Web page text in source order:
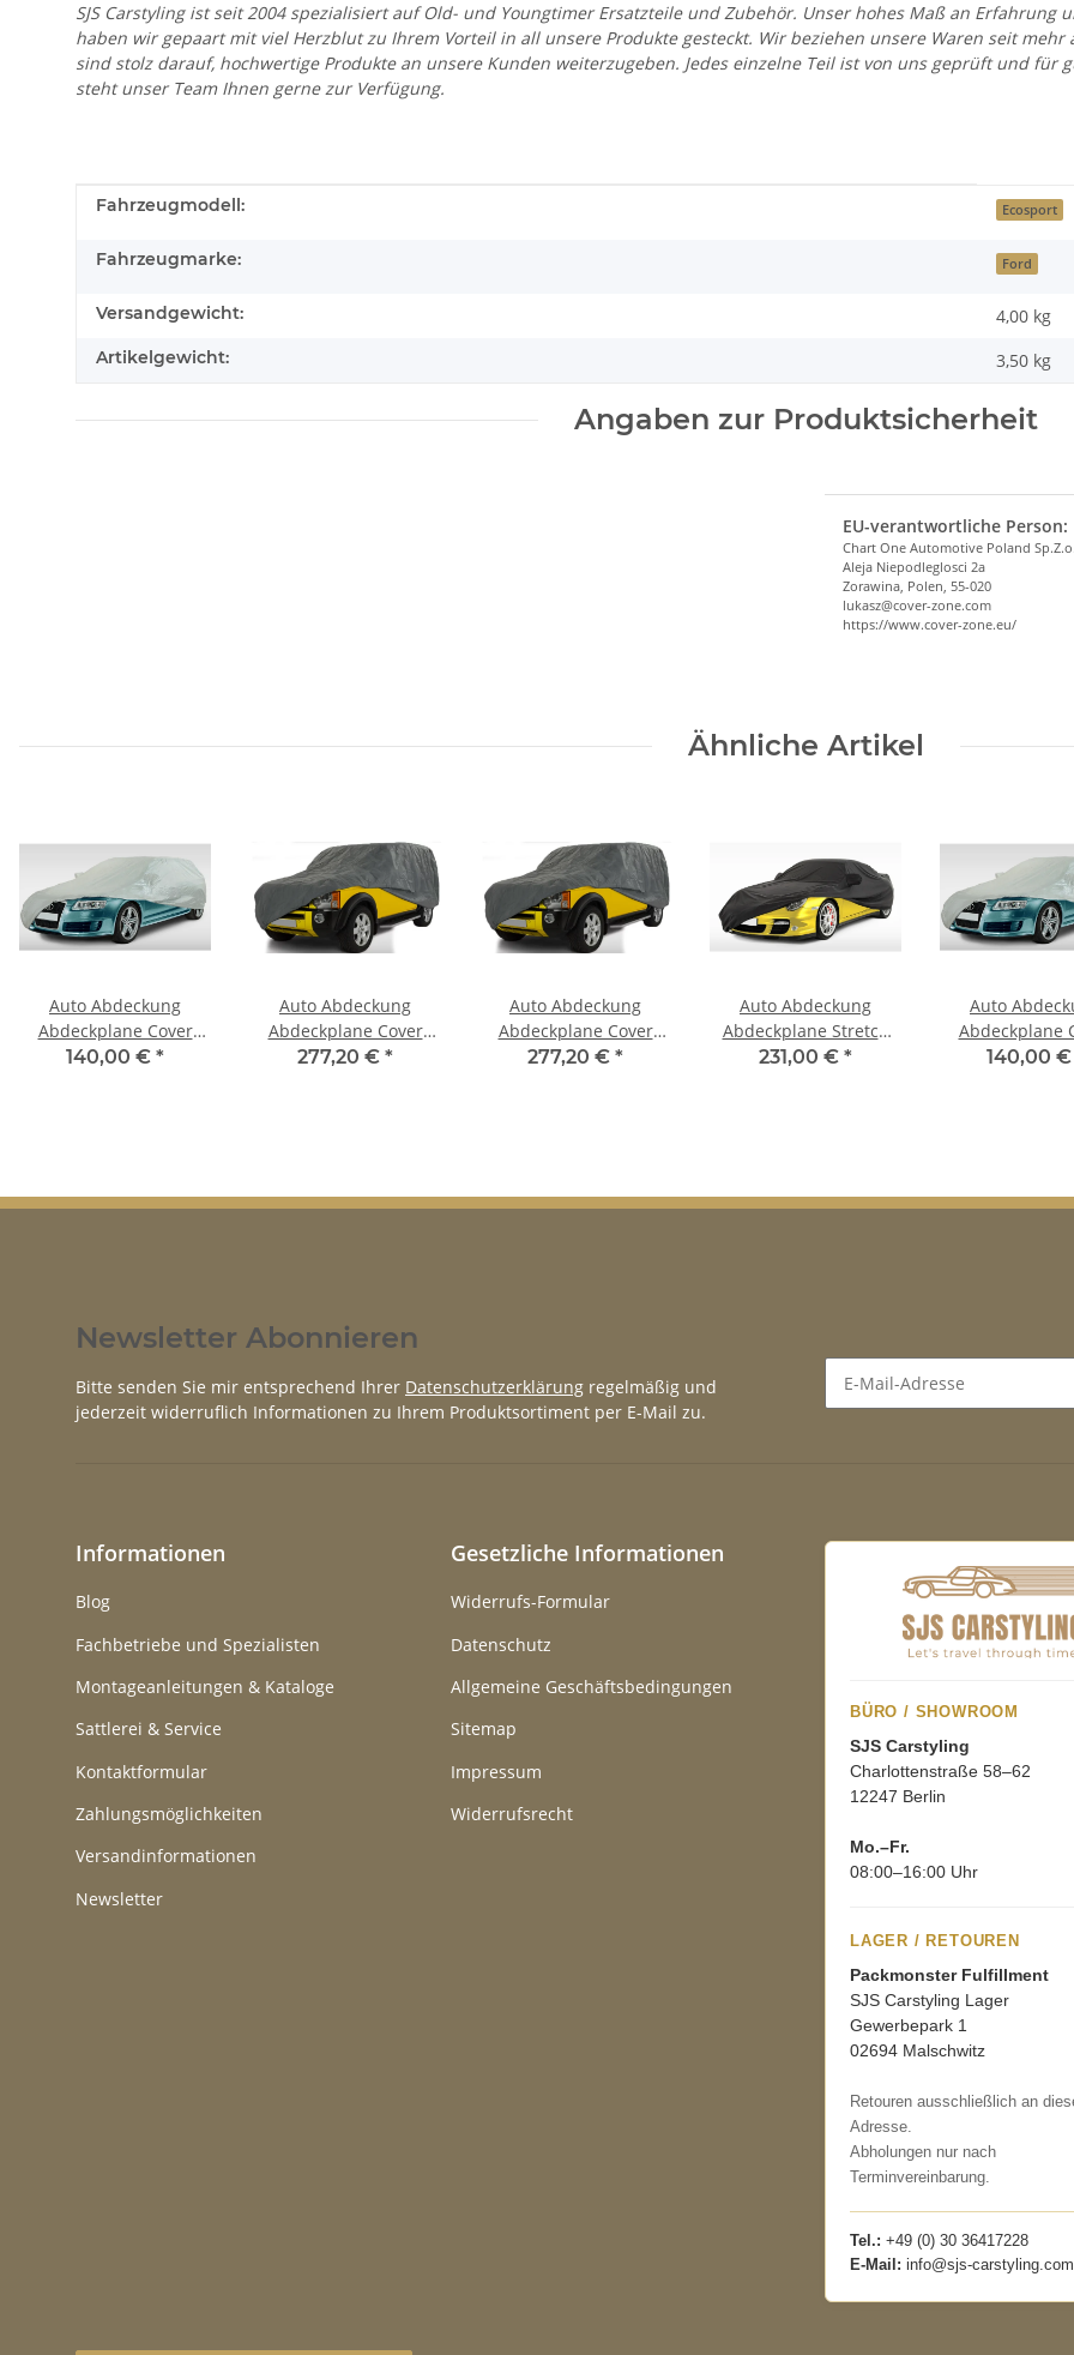
SJS Carstyling ist seit 2004 spezialisiert auf Old- und Youngtimer Ersatzteile und Zubehör. Unser hohes Maß an Erfahrung
haben wir gepaart mit viel Herzblut zu Ihrem Vorteil in all unsere Produkte gesteckt. Wir beziehen unsere Waren seit
sind stolz darauf, hochwertige Produkte an unsere Kunden weiterzugeben. Jedes einzelne Teil ist von uns geprüft und für
steht unser Team Ihnen gerne zur Verfügung.
Produkteigenschaft
Wert
Fahrzeugmodell: Ecosport
Fahrzeugmarke: Ford
Versandgewicht: 4,00 kg
Artikelgewicht: 3,50 kg
Angaben zur Produktsicherheit
EU-verantwortliche Person:
Chart One Automotive Poland
Aleja Niepodleglosci 2a
Zorawina, Polen, 55-020
lukasz@cover-zone.com
https://www.cover-zone.eu/
Ähnliche Artikel
Auto Abdeckung
Abdeckplane Cover
Ganzgarage outdoor
140,00 € *
Auto Abdeckung
Abdeckplane Cover
Ganzgarage outdoor
277,20 € *
Auto Abdeckung
Abdeckplane Cover
Ganzgarage outdoor
277,20 € *
Auto Abdeckung
Abdeckplane Stretch
Cover Ganzgarage
231,00 € *
Auto
Abdeckplane
Ganzgarage
140,00
Newsletter Abonnieren
Bitte senden Sie mir entsprechend Ihrer Datenschutzerklärung regelmäßig und
jederzeit widerruflich Informationen zu Ihrem Produktsortiment per E-Mail zu.
Informationen
Blog
Fachbetriebe und Spezialisten
Montageanleitungen & Kataloge
Sattlerei & Service
Kontaktformular
Zahlungsmöglichkeiten
Versandinformationen
Newsletter
Gesetzliche Informationen
Widerrufs-Formular
Datenschutz
Allgemeine Geschäftsbedingungen
Sitemap
Impressum
Widerrufsrecht
BÜRO / SHOWROOM
SJS Carstyling
Charlottenstraße 58–62
12247 Berlin
Mo.–Fr.
08:00–16:00 Uhr
LAGER / RETOUREN
Packmonster Fulfillment
SJS Carstyling Lager
Gewerbepark 1
02694 Malschwitz
Retouren ausschließlich an
Adresse.
Abholungen nur nach
Terminvereinbarung.
Tel.: +49 (0) 30 36417228
E-Mail: info@sjs-carstyling.com